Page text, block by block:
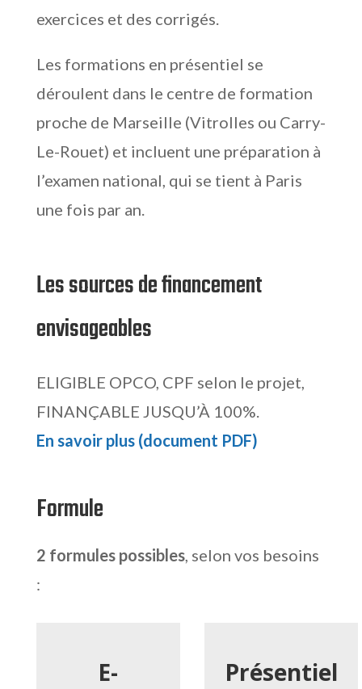
exercices et des corrigés.
Les formations en présentiel se
déroulent dans le centre de formation
proche de Marseille (Vitrolles ou Carry-
Le-Rouet) et incluent une préparation à
l’examen national, qui se tient à Paris
une fois par an.
Les sources de financement
envisageables
ELIGIBLE OPCO, CPF selon le projet,
FINANÇABLE JUSQU’À 100%.
En savoir plus (document PDF)
Formule
2 formules possibles, selon vos besoins
:
E-
Présentiel